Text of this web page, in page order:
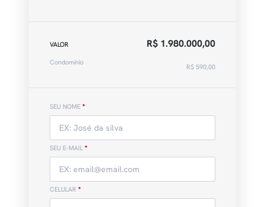
VALOR R$ 1.980.000,00
Condomínio
R$ 590,00
SEU NOME *
SEU E-MAIL *
CELULAR *